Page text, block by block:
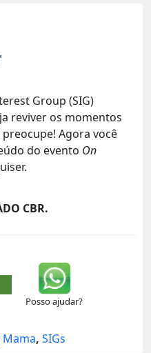
Group (SIG)
reviver os momentos
Agora você
do evento On
CBR.
Posso ajudar?
Mama, SIGs